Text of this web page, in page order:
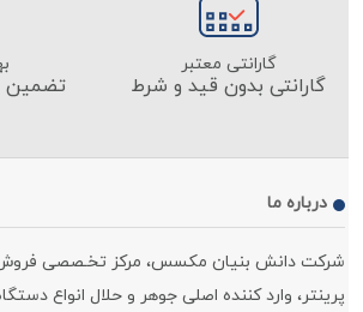
گارانتی معتبر
گارانتی بدون قید و شرط
تضمین
درباره ما
شرکت دانش بنیان مکسس، مرکز تخـصصی
پرینتر، وارد کننده اصلی جوهر و حلال انواع